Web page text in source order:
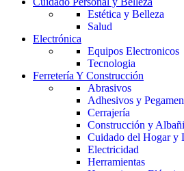
Estética y Belleza
Salud
Electrónica
Equipos Electronicos
Tecnologia
Ferretería Y Construcción
Abrasivos
Adhesivos y
Cerrajería
Construcción y
Cuidado del Hogar y
Electricidad
Herramientas